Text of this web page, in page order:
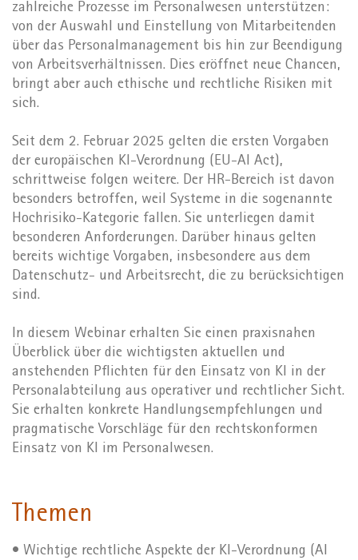
zahlreiche Prozesse im Personalwesen unterstützen:
von der Auswahl und Einstellung von Mitarbeitenden
über das Personalmanagement bis hin zur Beendigung
von Arbeitsverhältnissen. Dies eröffnet neue Chancen,
bringt aber auch ethische und rechtliche Risiken mit
sich.
Seit dem 2. Februar 2025 gelten die ersten Vorgaben
der europäischen KI-Verordnung (EU-AI Act),
schrittweise folgen weitere. Der HR-Bereich ist davon
besonders betroffen, weil Systeme in die sogenannte
Hochrisiko-Kategorie fallen. Sie unterliegen damit
besonderen Anforderungen. Darüber hinaus gelten
bereits wichtige Vorgaben, insbesondere aus dem
Datenschutz- und Arbeitsrecht, die zu berücksichtigen
sind.
In diesem Webinar erhalten Sie einen praxisnahen
Überblick über die wichtigsten aktuellen und
anstehenden Pflichten für den Einsatz von KI in der
Personalabteilung aus operativer und rechtlicher Sicht.
Sie erhalten konkrete Handlungsempfehlungen und
pragmatische Vorschläge für den rechtskonformen
Einsatz von KI im Personalwesen.
Themen
• Wichtige rechtliche Aspekte der KI-Verordnung (AI